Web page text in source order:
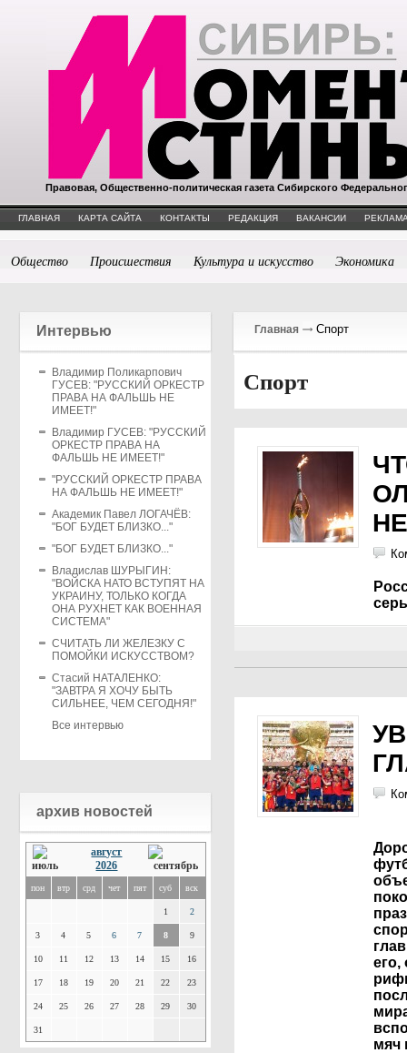
Правовая, Общественно-политическая газета Сибирского
ГЛАВНАЯ КАРТА САЙТА КОНТАКТЫ РЕДАКЦИЯ ВАКАНСИИ
Общество Происшествия Культура и искусство Экономика
Интервью
Владимир Поликарпович
ГУСЕВ: "РУССКИЙ ОРКЕСТР
ПРАВА НА ФАЛЬШЬ НЕ
ИМЕЕТ!"
Владимир ГУСЕВ: "РУССКИЙ
ОРКЕСТР ПРАВА НА
ФАЛЬШЬ НЕ ИМЕЕТ!"
"РУССКИЙ ОРКЕСТР ПРАВА
НА ФАЛЬШЬ НЕ ИМЕЕТ!"
Академик Павел ЛОГАЧЁВ:
"БОГ БУДЕТ БЛИЗКО..."
"БОГ БУДЕТ БЛИЗКО..."
Владислав ШУРЫГИН:
"ВОЙСКА НАТО ВСТУПЯТ НА
УКРАИНУ, ТОЛЬКО КОГДА
ОНА РУХНЕТ КАК ВОЕННАЯ
СИСТЕМА"
СЧИТАТЬ ЛИ ЖЕЛЕЗКУ С
ПОМОЙКИ ИСКУССТВОМ?
Стасий НАТАЛЕНКО:
"ЗАВТРА Я ХОЧУ БЫТЬ
СИЛЬНЕЕ, ЧЕМ СЕГОДНЯ!"
Все интервью
архив новостей
август
2026
пон втр срд чет пят суб вск
1 2
3 4 5 6 7 8 9
10 11 12 13 14 15 16
17 18 19 20 21 22 23
24 25 26 27 28 29 30
31
Главная Спорт
Спорт
его,
мяч